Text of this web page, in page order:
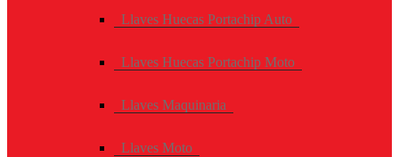
Llaves Huecas Portachip Auto
Llaves Huecas Portachip Moto
Llaves Maquinaria
Llaves Moto